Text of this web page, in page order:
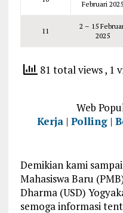
Februari 2025
11
2 – 15
2025
81 total views, 1
Web
Kerja |Polling |
Demikian kami
Mahasiswa Baru
Dharma (USD)
semoga informasi